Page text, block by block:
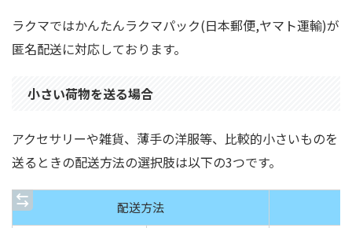
ラクマではかんたんラクマパック(日本郵便,ヤマト運輸)が
匿名配送に対応しております。
小さい荷物を送る場合
アクセサリーや雑貨、薄手の洋服等、比較的小さいものを
送るときの配送方法の選択肢は以下の3つです。
配送方法